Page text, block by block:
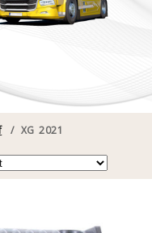
/ XG 2021